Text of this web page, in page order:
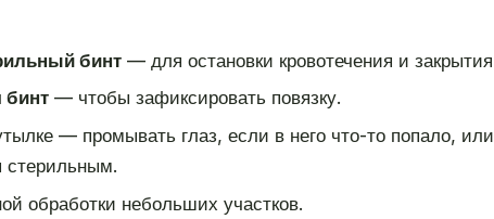
бинт— для остановки кровотечения и
— чтобы зафиксировать повязку.
— промывать глаз, если в него что-то попало,
стерильным.
обработки небольших участков.